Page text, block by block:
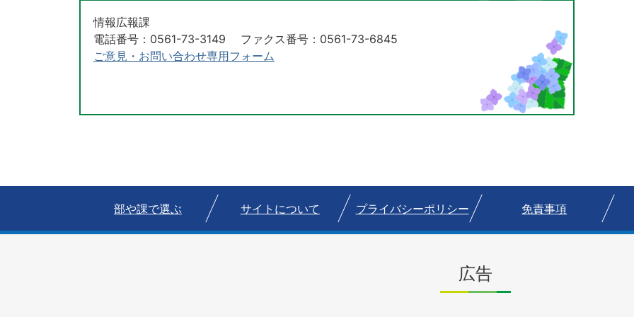
情報広報課
電話番号：0561-73-3149 ファクス番号：0561-73-6845
ご意見・お問い合わせ専用フォーム
部や課で選ぶ サイトについて プライバシーポリシー 免責事項
広告